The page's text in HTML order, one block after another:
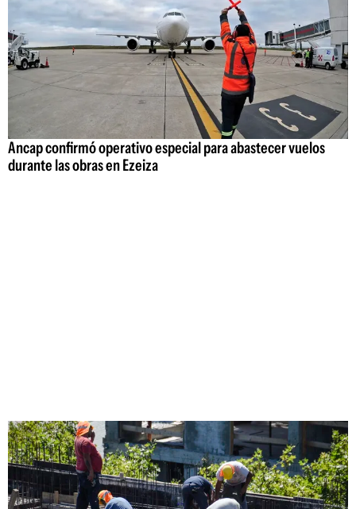
Ancap confirmó operativo especial para abastecer vuelos
durante las obras en Ezeiza